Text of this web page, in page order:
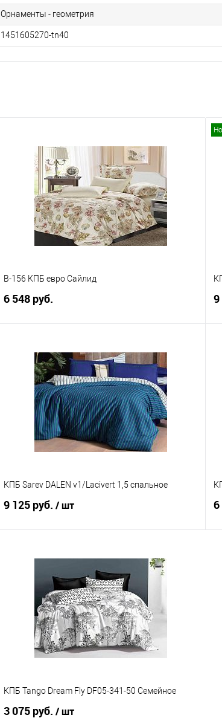
Орнаменты - геометрия
1451605270-tn40
B-156 КПБ евро Сайлид
6 548 руб.
Купить в 1 клик
Сравнение
В избранное
В наличии
9
КПБ Sarev DALEN v1/Lacivert 1,5 спальное
9 125 руб. / шт
Купить в 1 клик
Сравнение
В избранное
В наличии
6
КПБ Tango Dream Fly DF05-341-50 Семейное
3 075 руб. / шт